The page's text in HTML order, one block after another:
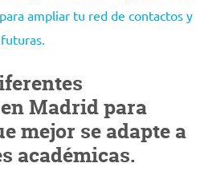
ampliar tu red de contactos y
Madrid para
mejor se adapte a
académicas.